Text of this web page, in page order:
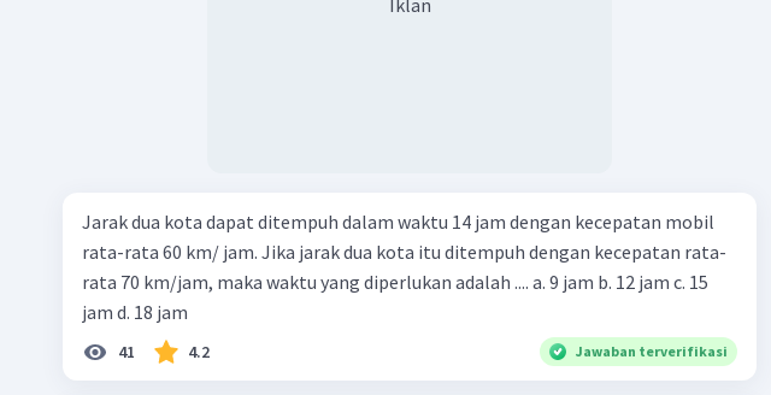
Jarak dua kota dapat ditempuh dalam waktu 14 jam dengan kecepatan mobil
rata-rata 60 km/ jam. Jika jarak dua kota itu ditempuh dengan kecepatan rata-
rata 70 km/jam, maka waktu yang diperlukan adalah .... a. 9 jam b. 12 jam c. 15
jam d. 18 jam
41 4.2 Jawaban terverifikasi